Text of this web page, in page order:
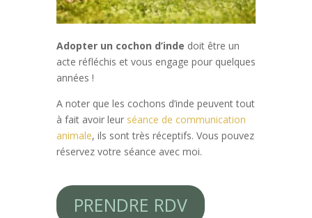
Adopter un cochon d’inde doit être un
acte réfléchis et vous engage pour quelques
années !
A noter que les cochons d’inde peuvent tout
à fait avoir leur séance de communication
animale, ils sont très réceptifs. Vous pouvez
réservez votre séance avec moi.
PRENDRE RDV